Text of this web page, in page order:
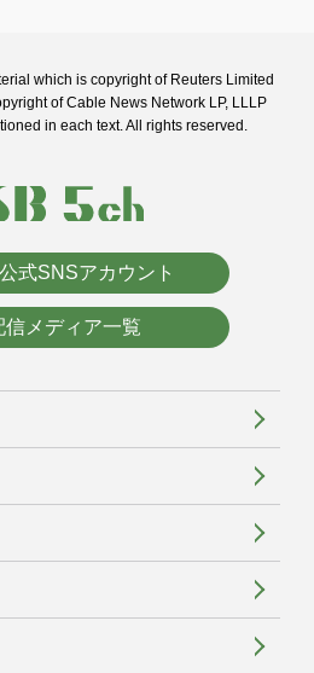
which is copyright of Reuters Limited
of Cable News Network LP, LLLP
in each text. All rights reserved.
式SNSアカウント
信メディア一覧